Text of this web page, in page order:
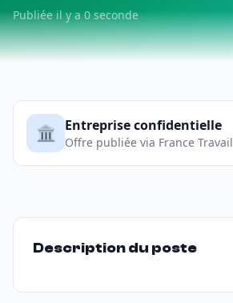
Publiée il y a 0 seconde
🏛️ Entreprise confidentielle
Offre publiée via France Travail
Description du poste